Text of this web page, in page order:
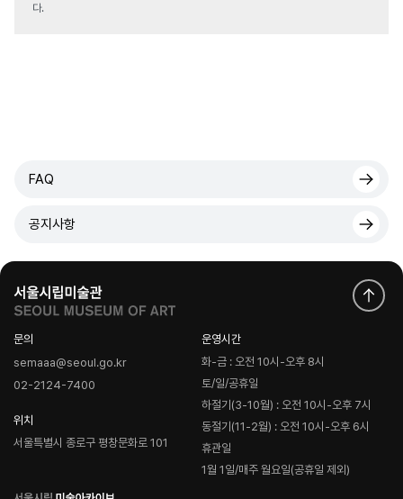
다.
FAQ
공지사항
문의
semaaa@seoul.go.kr
02-2124-7400
위치
서울특별시 종로구 평창문화로 101
운영시간
화-금 : 오전 10시-오후 8시
토/일/공휴일
하절기(3-10월) : 오전 10시-오후 7시
동절기(11-2월) : 오전 10시-오후 6시
휴관일
1월 1일/매주 월요일(공휴일 제외)
로